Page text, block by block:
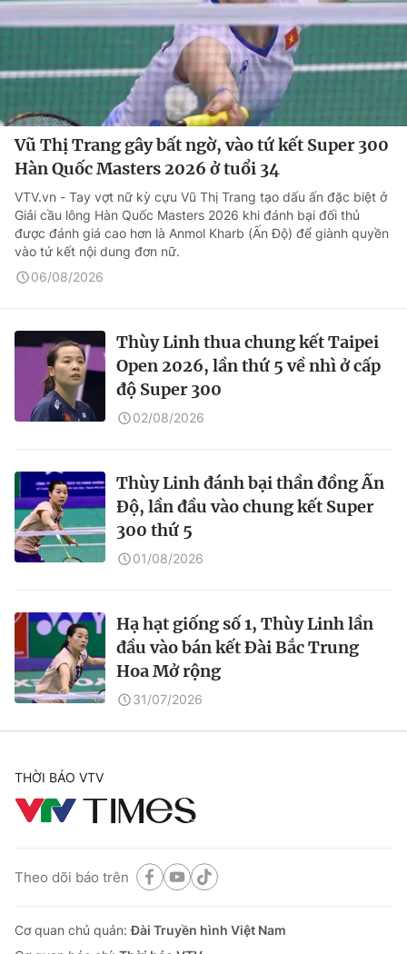
Vũ Thị Trang gây bất ngờ, vào tứ kết Super 300
Hàn Quốc Masters 2026 ở tuổi 34
VTV.vn - Tay vợt nữ kỳ cựu Vũ Thị Trang tạo dấu ấn đặc biệt ở
Giải cầu lông Hàn Quốc Masters 2026 khi đánh bại đối thủ
được đánh giá cao hơn là Anmol Kharb (Ấn Độ) để giành quyền
vào tứ kết nội dung đơn nữ.
06/08/2026
Thùy Linh thua chung kết Taipei
Open 2026, lần thứ 5 về nhì ở cấp
độ Super 300
02/08/2026
Thùy Linh đánh bại thần đồng Ấn
Độ, lần đầu vào chung kết Super
300 thứ 5
01/08/2026
Hạ hạt giống số 1, Thùy Linh lần
đầu vào bán kết Đài Bắc Trung
Hoa Mở rộng
31/07/2026
THỜI BÁO VTV
Theo dõi báo trên
Cơ quan chủ quản:Đài Truyền hình Việt Nam